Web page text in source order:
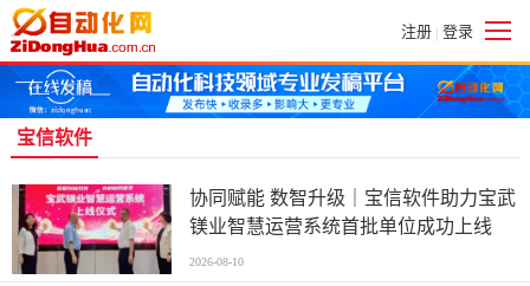
注册 | 登录
宝信软件
协同赋能 数智升级｜宝信软件助力宝武
镁业智慧运营系统首批单位成功上线
2026-08-10